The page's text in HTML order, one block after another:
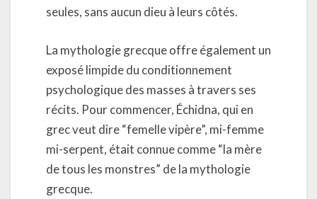
seules, sans aucun dieu à leurs côtés.
La mythologie grecque offre également un
exposé limpide du conditionnement
psychologique des masses à travers ses
récits. Pour commencer, Échidna, qui en
grec veut dire “femelle vipère”, mi-femme
mi-serpent, était connue comme “la mère
de tous les monstres” de la mythologie
grecque.